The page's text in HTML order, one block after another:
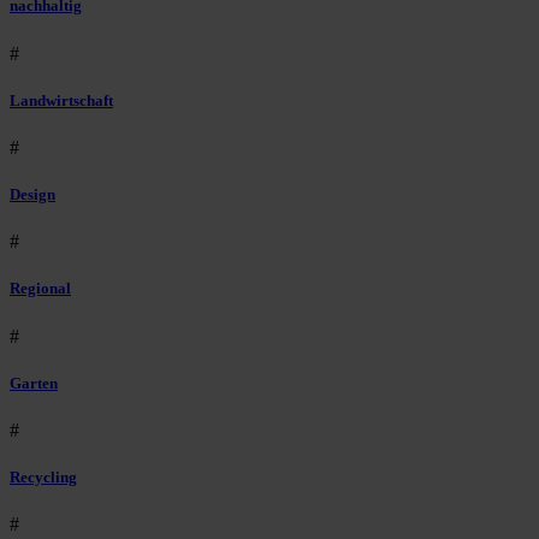
nachhaltig
#
Landwirtschaft
#
Design
#
Regional
#
Garten
#
Recycling
#